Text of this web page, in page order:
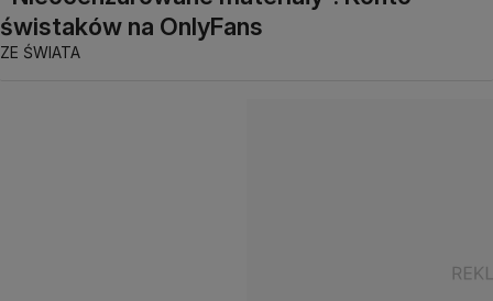
świstaków na OnlyFans
ZE ŚWIATA